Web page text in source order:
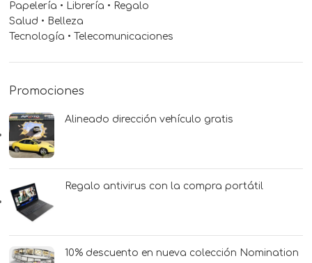
Papelería • Librería • Regalo
Salud • Belleza
Tecnología • Telecomunicaciones
Promociones
Alineado dirección vehículo gratis
Regalo antivirus con la compra portátil
10% descuento en nueva colección Nomination